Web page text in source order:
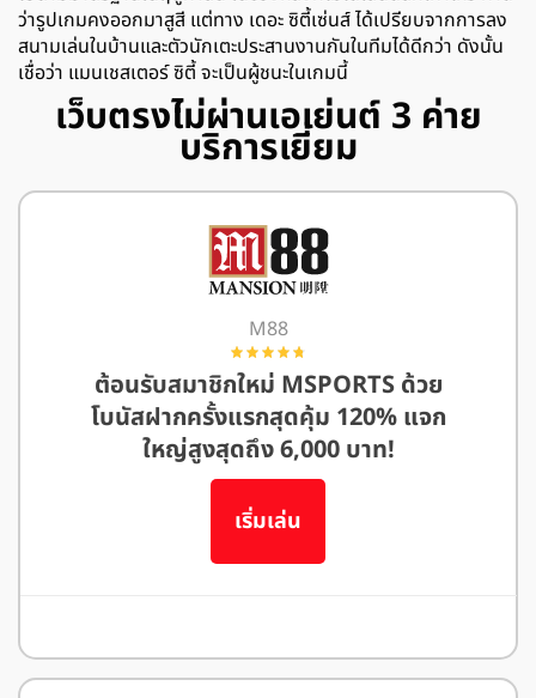
ว่ารูปเกมคงออกมาสูสี แต่ทาง เดอะ ซิตี้เซ่นส์ ได้เปรียบจากการลง
สนามเล่นในบ้านและตัวนักเตะประสานงานกันในทีมได้ดีกว่า ดังนั้น
เชื่อว่า แมนเชสเตอร์ ซิตี้ จะเป็นผู้ชนะในเกมนี้
เว็บตรงไม่ผ่านเอเย่นต์ 3 ค่าย
บริการเยี่ยม
M88
ต้อนรับสมาชิกใหม่ MSPORTS ด้วย
โบนัสฝากครั้งแรกสุดคุ้ม 120% แจก
ใหญ่สูงสุดถึง 6,000 บาท!
เริ่มเล่น
อ่านรีวิว M88